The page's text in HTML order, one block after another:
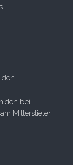
bei
Mitterstieler